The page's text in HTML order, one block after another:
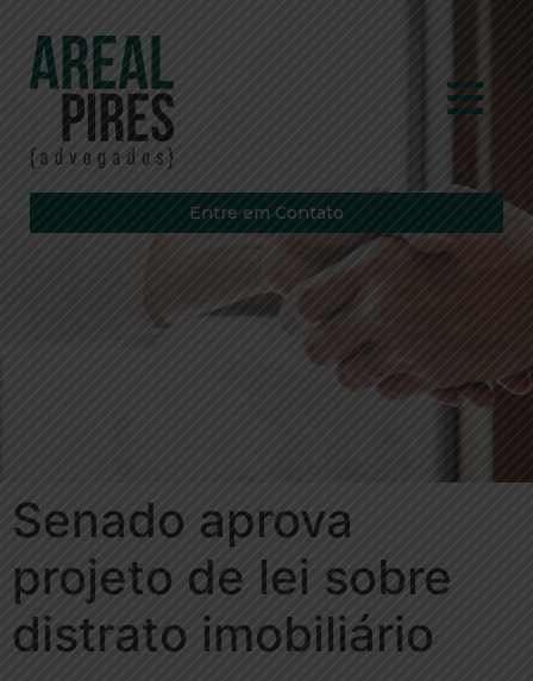
Entre em Contato
Senado aprova
projeto de lei sobre
distrato imobiliário